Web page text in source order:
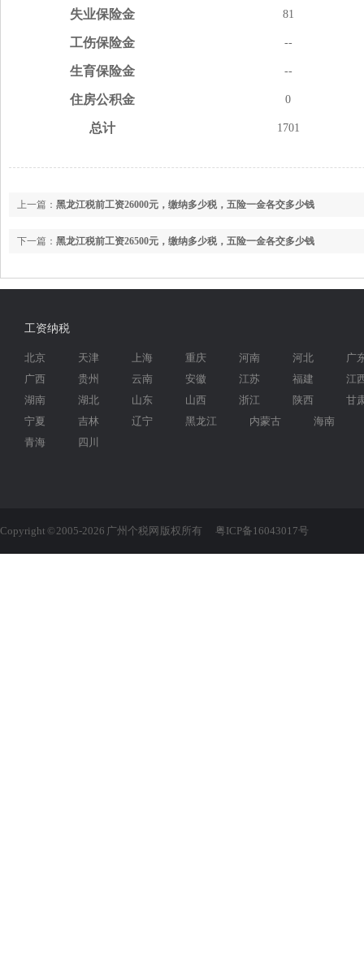
失业保险金 81
工伤保险金 --
生育保险金 --
住房公积金 0
总计 1701
上一篇： 黑龙江税前工资26000元，缴纳多少税，五险一金各交多少钱
下一篇： 黑龙江税前工资26500元，缴纳多少税，五险一金各交多少钱
工资纳税
北京 天津 上海 重庆 河南 河北
广
广西
贵州 云南 安徽 江苏 福建
江
湖南
湖北 山东 山西 浙江 陕西
甘
宁夏
吉林 辽宁 黑龙江 内蒙古
海南
青海
四川
Copyright © 2005-2026 广州个税网 版权所有 粤ICP备16043017号